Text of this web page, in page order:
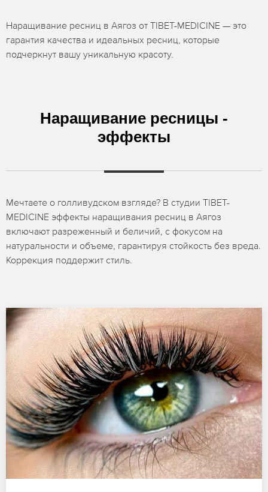
Наращивание ресниц в Аягоз от TIBET-MEDICINE — это
гарантия качества и идеальных ресниц, которые
подчеркнут вашу уникальную красоту.
Наращивание ресницы -
эффекты
Мечтаете о голливудском взгляде? В студии TIBET-
MEDICINE эффекты наращивания ресниц в Аягоз
включают разреженный и беличий, с фокусом на
натуральности и объеме, гарантируя стойкость без вреда.
Коррекция поддержит стиль.